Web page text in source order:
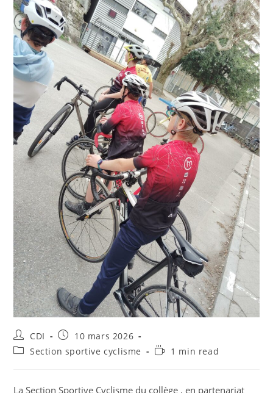
CDI
10 mars 2026
Section sportive cyclisme
1 min read
La Section Sportive Cyclisme du collège , en partenariat